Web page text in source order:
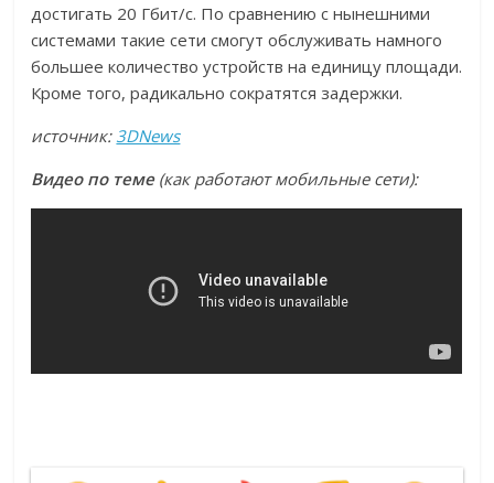
достигать 20 Гбит/с. По сравнению с нынешними
системами такие сети смогут обслуживать намного
большее количество устройств на единицу площади.
Кроме того, радикально сократятся задержки.
источник: 3DNews
Видео по теме(как работают мобильные сети):